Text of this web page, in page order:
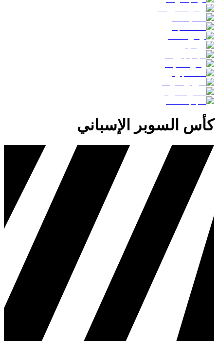
كأس السوبر الإسباني